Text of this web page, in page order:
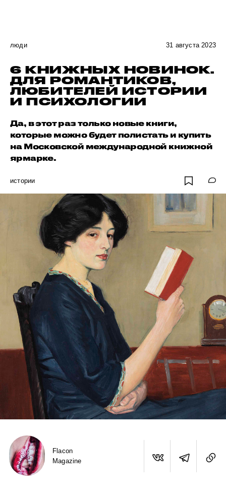
люди 31 августа 2023
6 КНИЖНЫХ НОВИНОК.
ДЛЯ РОМАНТИКОВ,
ЛЮБИТЕЛЕЙ ИСТОРИИ
И ПСИХОЛОГИИ
Да, в этот раз только новые книги,
которые можно будет полистать и купить
на Московской международной книжной
ярмарке.
истории
Flacon
Magazine